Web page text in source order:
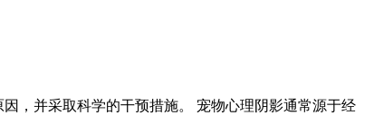
，并采取科学的干预措施。 宠物心理阴影通常源于经